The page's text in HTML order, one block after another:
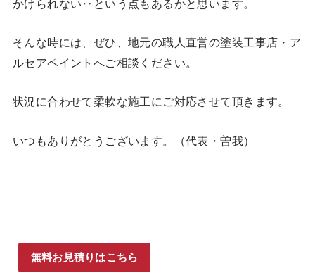
かけられない‥という点もあるかと思います。
そんな時には、ぜひ、地元の職人直営の塗装工事店・ア
ルセアペイントへご相談ください。
状況に合わせて柔軟な施工にご対応させて頂きます。
いつもありがとうございます。（代表・曽我）
無料お見積りはこちら